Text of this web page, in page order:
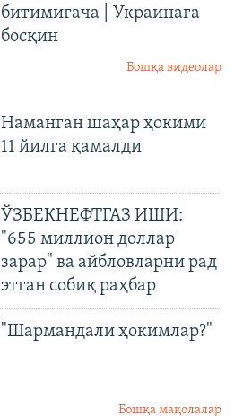
битимигача | Украинага
босқин
Бошқа видеолар
Наманган шаҳар ҳокими
11 йилга қамалди
ЎЗБЕКНЕФТГАЗ ИШИ:
"655 миллион доллар
зарар" ва айбловларни рад
этган собиқ раҳбар
"Шармандали ҳокимлар?"
Бошқа мақолалар